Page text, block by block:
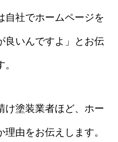
自社でホームページを
良いんですよ」とお伝
け塗装業者ほど、ホー
由をお伝えします。